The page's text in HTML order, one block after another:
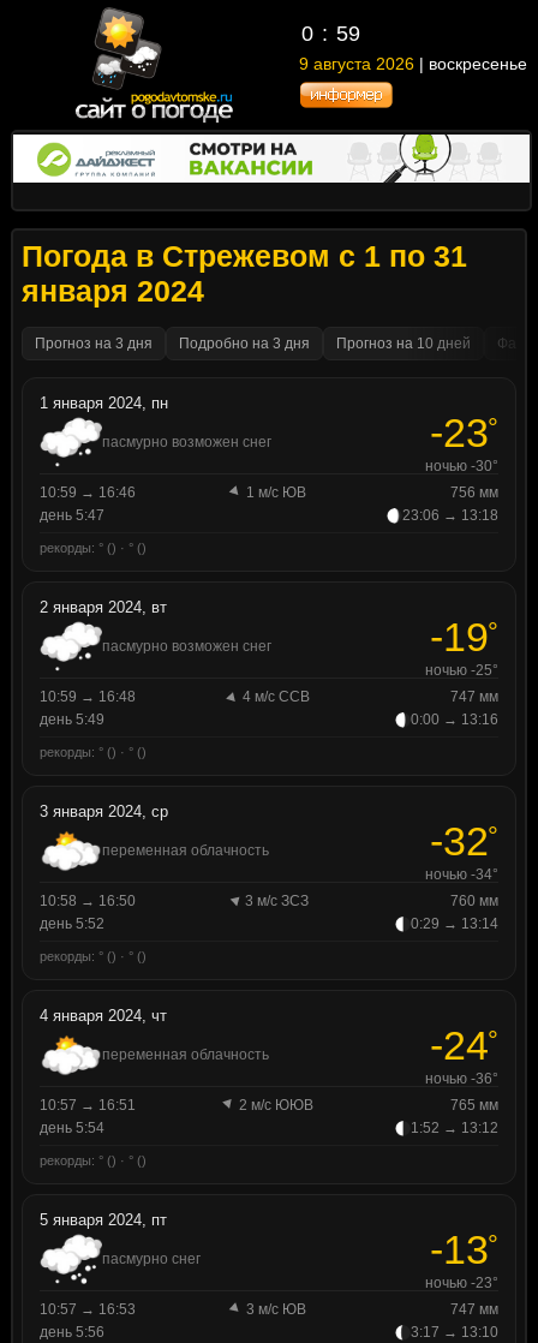
0 59
9 августа 2026 | воскресенье
Погода в Стрежевом с 1 по 31
января 2024
Прогноз на 3 дня Подробно на 3 дня Прогноз на 10 дней
1 января 2024, пн
пасмурно возможен снег -23°
ночью -30°
10:59 → 16:46
1 м/с ЮВ
756 мм
день 5:47
23:06 → 13:18
рекорды: ° () · ° ()
2 января 2024, вт
пасмурно возможен снег -19°
ночью -25°
10:59 → 16:48
4 м/с ССВ
747 мм
день 5:49
0:00 → 13:16
рекорды: ° () · ° ()
3 января 2024, ср
переменная облачность -32°
ночью -34°
10:58 → 16:50
3 м/с ЗСЗ
760 мм
день 5:52
0:29 → 13:14
рекорды: ° () · ° ()
4 января 2024, чт
переменная облачность -24°
ночью -36°
10:57 → 16:51
2 м/с ЮЮВ
765 мм
день 5:54
1:52 → 13:12
рекорды: ° () · ° ()
5 января 2024, пт
пасмурно снег -13°
ночью -23°
10:57 → 16:53
3 м/с ЮВ
747 мм
день 5:56
3:17 → 13:10